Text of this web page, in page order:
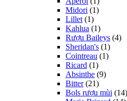
Midori (1)
Lillet (1)
Kahlua (1)
Rượu Baileys (4)
Sheridan's (1)
Cointreau (1)
Ricard (1)
Absinthe (9)
Bitter (21)
Bols rượu mùi (14)